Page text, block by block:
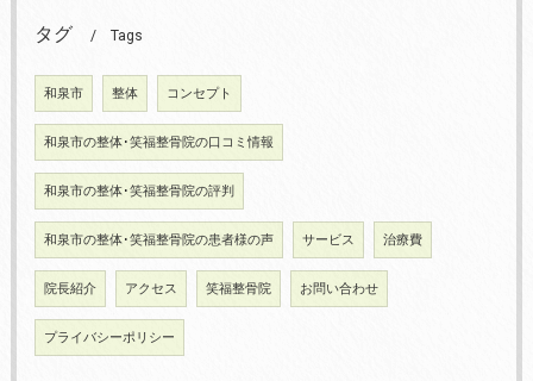
タグ Tags
和泉市 整体 コンセプト
和泉市の整体･笑福整骨院の口コミ情報
和泉市の整体･笑福整骨院の評判
和泉市の整体･笑福整骨院の患者様の声 サービス 治療費
院長紹介 アクセス 笑福整骨院 お問い合わせ
プライバシーポリシー